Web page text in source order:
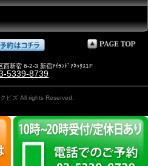
新宿 6-2-3 新宿ｱｲﾗﾝﾄﾞｱﾈｯｸｽ1F
5339-8739
ビズ All rights Reserved.